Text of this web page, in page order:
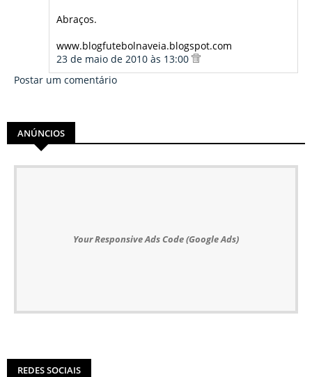
Abraços.
www.blogfutebolnaveia.blogspot.com
23 de maio de 2010 às 13:00
Postar um comentário
ANÚNCIOS
Your Responsive Ads Code (Google Ads)
REDES SOCIAIS